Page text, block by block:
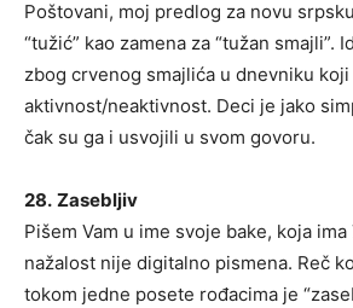
Poštovani, moj predlog za novu
“tužić” kao zamena za “tužan smajli”.
zbog crvenog smajlića u dnevniku
aktivnost/neaktivnost. Deci je jako
čak su ga i usvojili u svom govoru.
28. Zasebljiv
Pišem Vam u ime svoje bake, koja
nažalost nije digitalno pismena. Reč
tokom jedne posete rođacima je